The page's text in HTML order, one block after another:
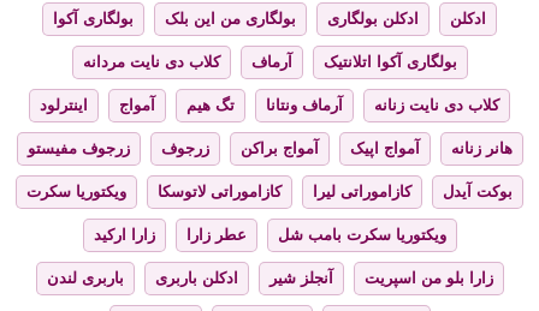
ادکلن ادکلن بولگاری بولگاری من این بلک بولگاری آکوا
بولگاری آکوا اتلانتیک آرماف کلاب دی نایت مردانه
کلاب دی نایت زنانه آرماف ونتانا تگ هیم آمواج اینترلود
هانر زنانه آمواج اپیک آمواج براکن زرجوف زرجوف مفیستو
بوکت آیدل کازاموراتی لیرا کازاموراتی لاتوسکا ویکتوریا سکرت
ویکتوریا سکرت بامب شل عطر زارا زارا ارکید
زارا بلو من اسپریت آنجلز شیر ادکلن باربری باربری لندن